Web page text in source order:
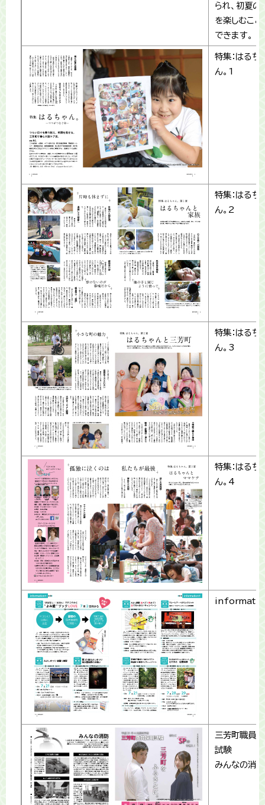
られ、初夏の
を楽しむこと
できます。
特集：はるち
ん。1
特集：はるち
ん。2
特集：はるち
ん。3
特集：はるち
ん。
三芳町職員
試験
みんなの消防